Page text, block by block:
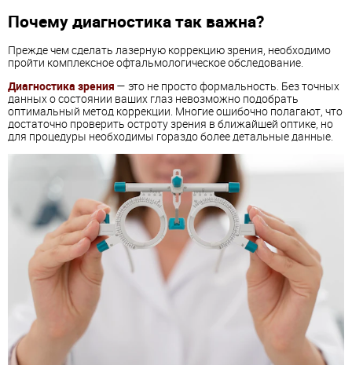
Почему диагностика так важна?
Прежде чем сделать лазерную коррекцию зрения, необходимо
пройти комплексное офтальмологическое обследование.
Диагностика зрения — это не просто формальность. Без точных
данных о состоянии ваших глаз невозможно подобрать
оптимальный метод коррекции. Многие ошибочно полагают, что
достаточно проверить остроту зрения в ближайшей оптике, но
для процедуры необходимы гораздо более детальные данные.